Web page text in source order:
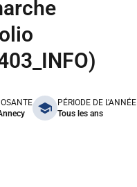
PÉRIODE DE L'ANNÉE
Tous les ans